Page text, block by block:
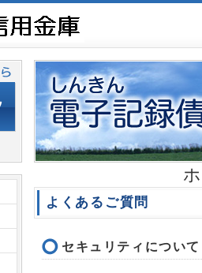
よくあるご質問
セキュリティについて